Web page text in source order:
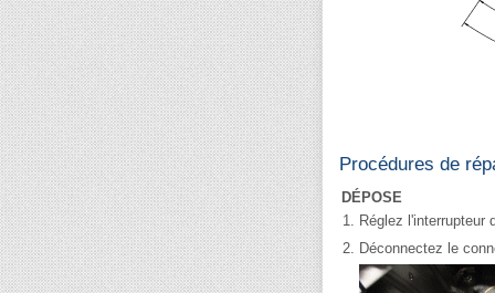
Procédures de
DÉPOSE
1. Réglez l'interrupteur
2. Déconnectez le